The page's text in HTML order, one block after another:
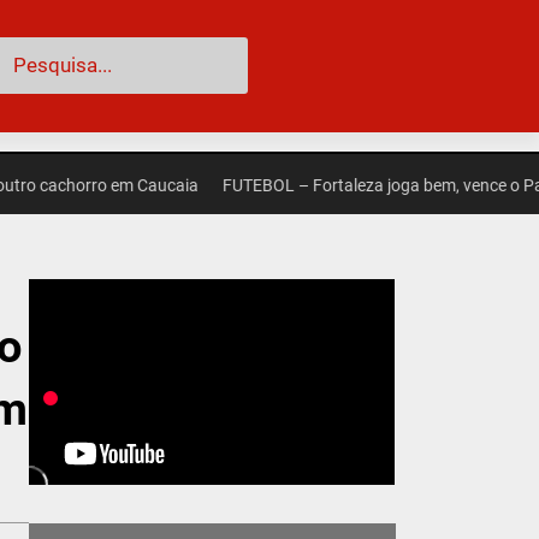
em Caucaia FUTEBOL – Fortaleza joga bem, vence o